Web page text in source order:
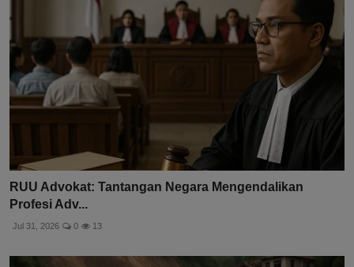
RUU Advokat: Tantangan Negara Mengendalikan
Profesi Adv...
Jul 31, 2026 0 13